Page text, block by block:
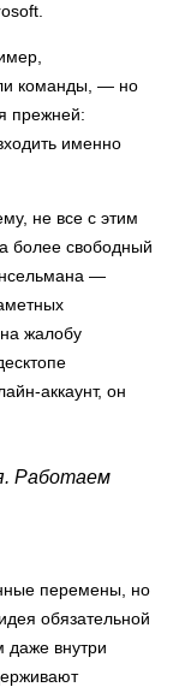
команды, — но
прежней:
именно
не все с этим
более свободный
—
жалобу
аккаунт, он
Работаем
перемены, но
обязательной
даже внутри